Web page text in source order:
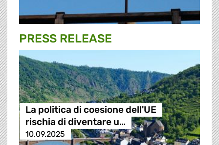
PRESS RELEASE
La politica di coesione dell'UE
rischia di diventare u…
10.09.2025